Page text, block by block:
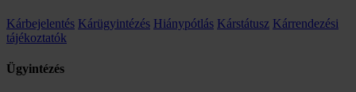
Kárbejelentés Kárügyintézés Hiánypótlás Kárstátusz Kárrendezési
tájékoztatók
Ügyintézés